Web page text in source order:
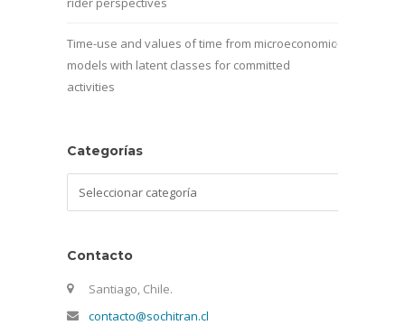
Time-use and values of time from microeconomic
models with latent classes for committed
activities
Categorías
Contacto
Santiago, Chile.
contacto@sochitran.cl